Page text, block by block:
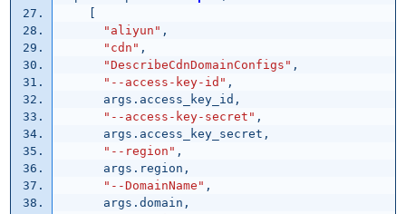
" aliyun " ,
" cdn " ,
"DescribeCdnDomainConfigs " ,
" --access-key-id " ,
args . access_key_id ,
" --access-key-secret " ,
args . access_key_secret ,
" --region " ,
args . region ,
" --DomainName " ,
args . domain ,